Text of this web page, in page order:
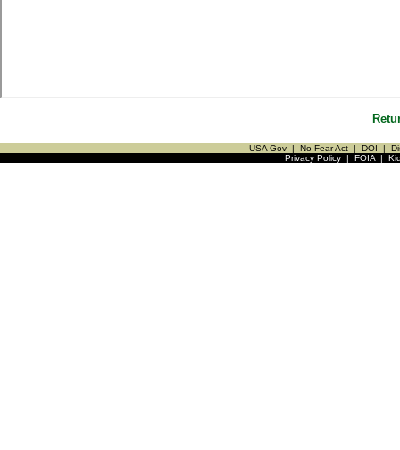
USA Gov | No Fear Act | DOI |
Privacy Policy| FOIA|